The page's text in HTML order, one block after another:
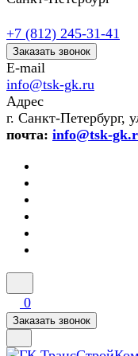
+7 (812) 245-31-41
Заказать звонок
E-mail
info@tsk-gk.ru
Адрес
г. Санкт-Петербург,
почта: info@tsk-
0
Заказать звонок